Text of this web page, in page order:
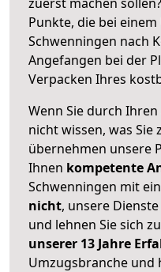
Punkte, die bei
Schwenningen nach
Angefangen bei der
Verpacken Ihres
Wenn Sie durch
nicht wissen, was Sie
übernehmen unsere
Ihnen kompetente
Schwenningen mit
nicht, unsere
und lehnen Sie sich
unserer 13 Jahre
Umzugsbranche und